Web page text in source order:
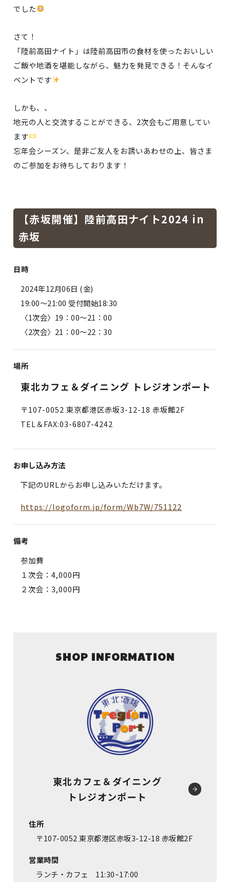
でした
さて！
「陸前高田ナイト」は陸前高田市の食材を使ったおいしい
ご飯や地酒を堪能しながら、魅力を発見できる！そんなイ
ベントです
しかも、、
地元の人と交流することができる、2次会もご用意してい
ます
忘年会シーズン、是非ご友人をお誘いあわせの上、皆さま
のご参加をお待ちしております！
【赤坂開催】陸前高田ナイト2024 in
赤坂
日時
2024年12月06日 (金)
19:00～21:00 受付開始18:30
〈1次会〉19：00～21：00
〈2次会〉21：00～22：30
場所
東北カフェ＆ダイニング トレジオンポート
〒107-0052 東京都港区赤坂3-12-18 赤坂館2F
TEL＆FAX:03-6807-4242
お申し込み方法
下記のURLからお申し込みいただけます。
https://logoform.jp/form/Wb7W/751122
備考
参加費
１次会：4,000円
２次会：3,000円
SHOP INFORMATION
東北カフェ＆ダイニング
トレジオンポート
住所
〒107-0052 東京都港区赤坂3-12-18 赤坂館2F
営業時間
ランチ・カフェ 11:30~17:00